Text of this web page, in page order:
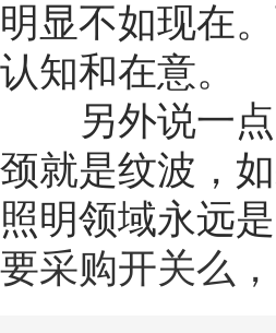
明显不如现在
认知和在意。
另外说一点
颈就是纹波，
照明领域永远
要采购开关么